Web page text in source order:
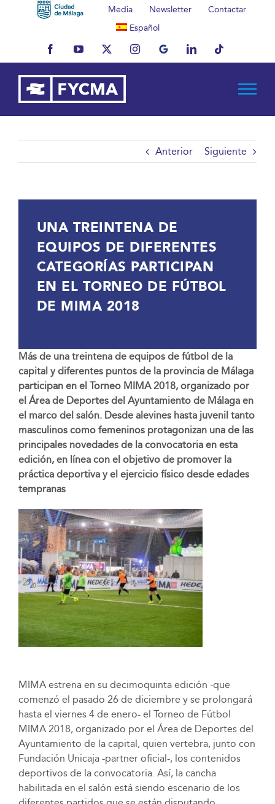
Media Newsletter
Contactar
Español
FacebookYouTubeX InstagramMyBusinessLinkedInTiktok
Anterior Siguiente
UNA TREINTENA DE
EQUIPOS DE DIFERENTES
CATEGORÍAS PARTICIPAN
EN EL TORNEO DE FÚTBOL
DE MIMA 2018
Más de una treintena de equipos de fútbol de la
capital y diferentes puntos de la provincia de Málaga
participan en el Torneo MIMA 2018, organizado por
el Área de Deportes del Ayuntamiento de Málaga en
el marco del salón. Desde alevines hasta juvenil tanto
masculinos como femeninos protagonizan una de las
principales novedades de la convocatoria en esta
edición, en línea con el objetivo de promover la
práctica deportiva y el ejercicio físico desde edades
tempranas
MIMA estrena en su decimoquinta edición -que
comenzó el pasado 26 de diciembre y se prolongará
hasta el viernes 4 de enero- el Torneo de Fútbol
MIMA 2018, organizado por el Área de Deportes del
Ayuntamiento de la capital, quien vertebra, junto con
Fundación Unicaja -partner oficial-, los contenidos
deportivos de la convocatoria. Así, la cancha
habilitada en el salón está siendo escenario de los